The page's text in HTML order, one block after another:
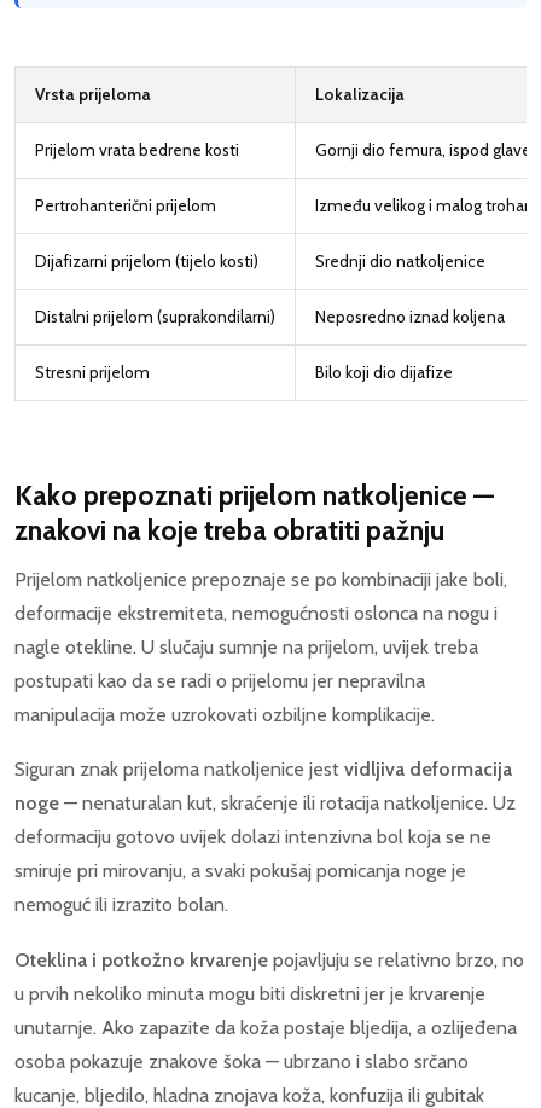
Vrsta prijeloma Lokalizacija
Prijelom vrata bedrene kosti Gornji dio femura, ispod glave
Pertrohanterični prijelom Između velikog i malog
Dijafizarni prijelom (tijelo kosti) Srednji dio natkoljenice
Distalni prijelom (suprakondilarni) Neposredno iznad koljena
Stresni prijelom Bilo koji dio dijafize
Kako prepoznati prijelom natkoljenice —
znakovi na koje treba obratiti pažnju
Prijelom natkoljenice prepoznaje se po kombinaciji jake boli,
deformacije ekstremiteta, nemogućnosti oslonca na nogu i
nagle otekline. U slučaju sumnje na prijelom, uvijek treba
postupati kao da se radi o prijelomu jer nepravilna
manipulacija može uzrokovati ozbiljne komplikacije.
Siguran znak prijeloma natkoljenice jest vidljiva deformacija
noge — nenaturalan kut, skraćenje ili rotacija natkoljenice. Uz
deformaciju gotovo uvijek dolazi intenzivna bol koja se ne
smiruje pri mirovanju, a svaki pokušaj pomicanja noge je
nemoguć ili izrazito bolan.
Oteklina i potkožno krvarenje pojavljuju se relativno brzo, no
u prvih nekoliko minuta mogu biti diskretni jer je krvarenje
unutarnje. Ako zapazite da koža postaje bljedija, a ozlijeđena
osoba pokazuje znakove šoka — ubrzano i slabo srčano
kucanje, bljedilo, hladna znojava koža, konfuzija ili gubitak